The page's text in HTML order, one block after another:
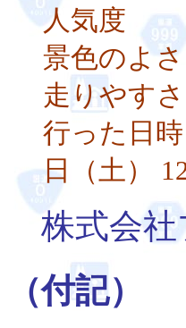
人気度
景色のよ
走りやす
行った日
日（土）
株式会社
（付記）